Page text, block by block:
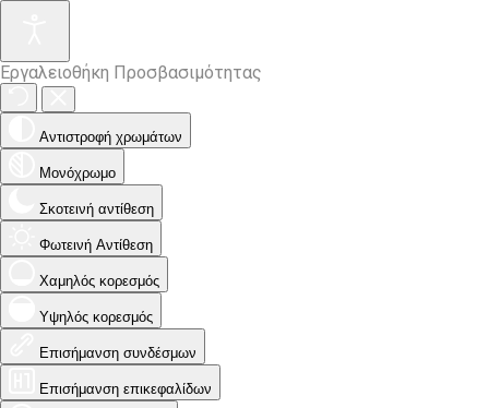
Εργαλειοθήκη Προσβασιμότητας
Αντιστροφή χρωμάτων
Μονόχρωμο
Σκοτεινή αντίθεση
Φωτεινή Αντίθεση
Χαμηλός κορεσμός
Υψηλός κορεσμός
Επισήμανση συνδέσμων
Επισήμανση επικεφαλίδων